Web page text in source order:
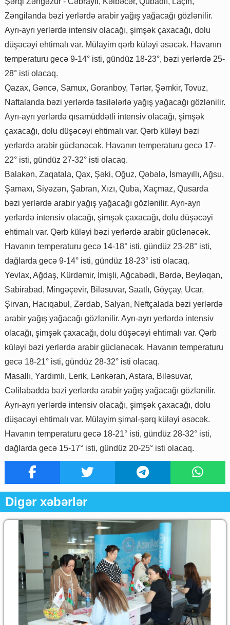
Zəngilanda bəzi yerlərdə arabir yağış yağacağı gözlənilir.
Ayrı-ayrı yerlərdə intensiv olacağı, şimşək çaxacağı, dolu
düşəcəyi ehtimalı var. Mülayim qərb küləyi əsəcək. Havanın
temperaturu gecə 9-14° isti, gündüz 18-23°, bəzi yerlərdə 25-
28° isti olacaq.
Qazax, Gəncə, Samux, Goranboy, Tərtər, Şəmkir, Tovuz,
Naftalanda bəzi yerlərdə fasilələrlə yağış yağacağı gözlənilir.
Ayrı-ayrı yerlərdə qısamüddətli intensiv olacağı, şimşək
çaxacağı, dolu düşəcəyi ehtimalı var. Qərb küləyi bəzi
yerlərdə arabir güclənəcək. Havanın temperaturu gecə 17-
22° isti, gündüz 27-32° isti olacaq.
Balakən, Zaqatala, Qax, Şəki, Oğuz, Qəbələ, İsmayıllı, Ağsu,
Şamaxı, Siyəzən, Şabran, Xızı, Quba, Xaçmaz, Qusarda
bəzi yerlərdə arabir yağış yağacağı gözlənilir. Ayrı-ayrı
yerlərdə intensiv olacağı, şimşək çaxacağı, dolu düşəcəyi
ehtimalı var. Qərb küləyi bəzi yerlərdə arabir güclənəcək.
Havanın temperaturu gecə 14-18° isti, gündüz 23-28° isti,
dağlarda gecə 9-14° isti, gündüz 18-23° isti olacaq.
Yevlax, Ağdaş, Kürdəmir, İmişli, Ağcabədi, Bərdə, Beyləqan,
Sabirabad, Mingəçevir, Biləsuvar, Saatlı, Göyçay, Ucar,
Şirvan, Hacıqabul, Zərdab, Salyan, Neftçalada bəzi yerlərdə
arabir yağış yağacağı gözlənilir. Ayrı-ayrı yerlərdə intensiv
olacağı, şimşək çaxacağı, dolu düşəcəyi ehtimalı var. Qərb
küləyi bəzi yerlərdə arabir güclənəcək. Havanın temperaturu
gecə 18-21° isti, gündüz 28-32° isti olacaq.
Masallı, Yardımlı, Lerik, Lənkəran, Astara, Biləsuvar,
Cəlilabadda bəzi yerlərdə arabir yağış yağacağı gözlənilir.
Ayrı-ayrı yerlərdə intensiv olacağı, şimşək çaxacağı, dolu
düşəcəyi ehtimalı var. Mülayim şimal-şərq küləyi əsəcək.
Havanın temperaturu gecə 18-21° isti, gündüz 28-32° isti,
dağlarda gecə 15-17° isti, gündüz 20-25° isti olacaq.
Digər xəbərlər